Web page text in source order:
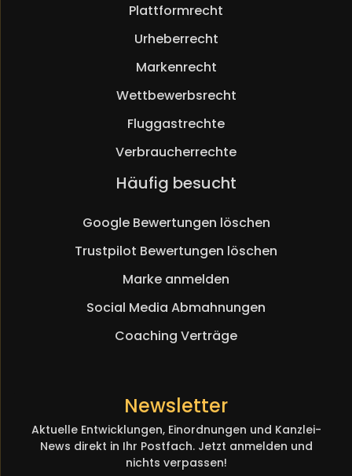
Plattformrecht
Urheberrecht
Markenrecht
Wettbewerbsrecht
Fluggastrechte
Verbraucherrechte
Häufig besucht
Google Bewertungen löschen
Trustpilot Bewertungen löschen
Marke anmelden
Social Media Abmahnungen
Coaching Verträge
Newsletter
Aktuelle Entwicklungen, Einordnungen und Kanzlei-
News direkt in Ihr Postfach. Jetzt anmelden und
nichts verpassen!